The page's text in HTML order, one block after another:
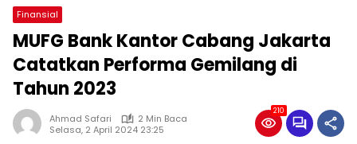
Finansial
MUFG Bank Kantor Cabang Jakarta
Catatkan Performa Gemilang di
Tahun 2023
Ahmad Safari
2 Min Baca
Selasa, 2 April 2024 23:25
210